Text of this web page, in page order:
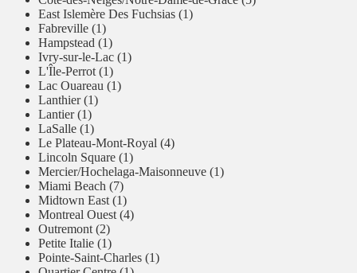
East Islemère Des Fuchsias (1)
Fabreville (1)
Hampstead (1)
Ivry-sur-le-Lac (1)
L'Île-Perrot (1)
Lac Ouareau (1)
Lanthier (1)
Lantier (1)
LaSalle (1)
Le Plateau-Mont-Royal (4)
Lincoln Square (1)
Mercier/Hochelaga-Maisonneuve (1)
Miami Beach (7)
Midtown East (1)
Montreal Ouest (4)
Outremont (2)
Petite Italie (1)
Pointe-Saint-Charles (1)